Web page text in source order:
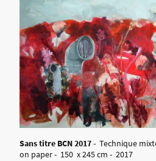
Sans titre BCN 2017- Technique
on paper - 150 x 245 cm - 2017